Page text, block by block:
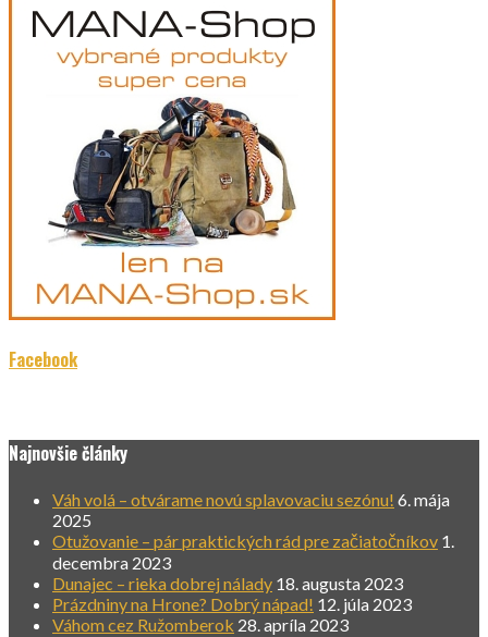
Facebook
Najnovšie články
Váh volá – otvárame novú splavovaciu sezónu! 6. mája
2025
Otužovanie – pár praktických rád pre začiatočníkov 1.
decembra 2023
Dunajec – rieka dobrej nálady 18. augusta 2023
Prázdniny na Hrone? Dobrý nápad! 12. júla 2023
Váhom cez Ružomberok 28. apríla 2023